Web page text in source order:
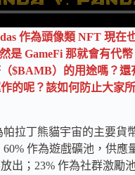
作為頭像類 NFT 現在
是 GameFi 那就會有代
$BAMB）的用途嗎？還
的呢？該如何防止大家
拉丁熊貓宇宙的主要貨
作為遊戲礦池，供應
出；23% 作為社群激勵